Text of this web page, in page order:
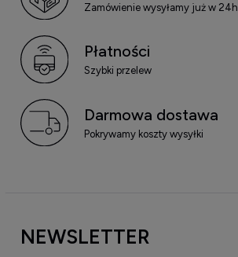
Zamówienie wysyłamy już w 24h
Płatności
Szybki przelew
Darmowa dostawa
Pokrywamy koszty wysyłki
NEWSLETTER